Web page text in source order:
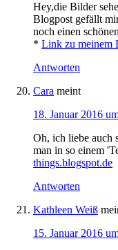
Hey,die Bilder
Blogpost gefällt
noch einen
* Link zu meinem
Antworten
Cara meint
18. Januar 2016
Oh, ich liebe auch
man in so einem
things.blogspot.de
Antworten
Kathleen Weiß
15. Januar 2016